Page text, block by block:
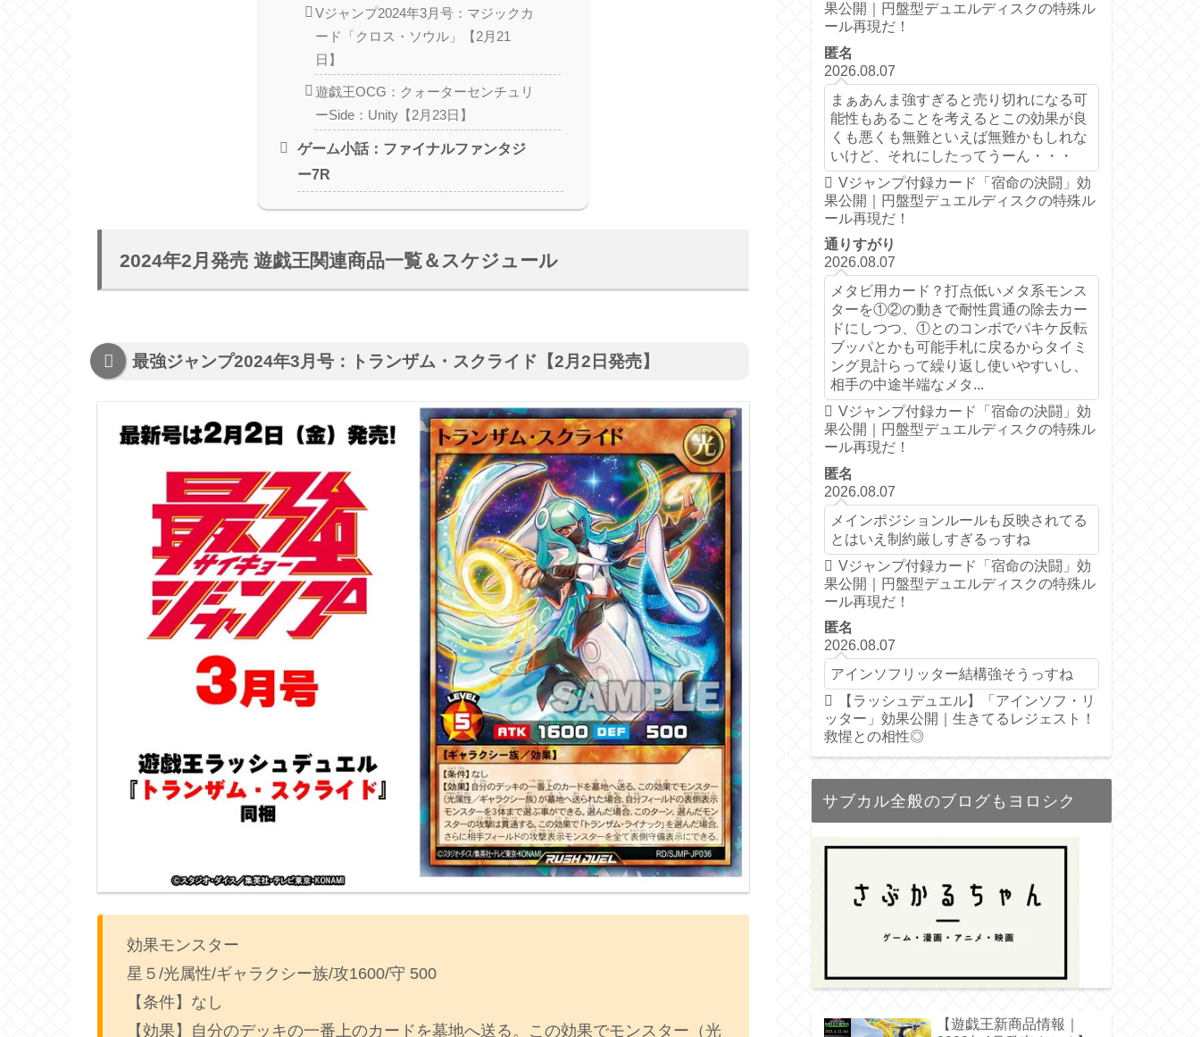
Vジャンプ2024年3月号：マジックカ
ード「クロス・ソウル」【2月21
日】
遊戯王OCG：クォーターセンチュリ
ーSide：Unity【2月23日】
ゲーム小話：ファイナルファンタジ
ー7R
2024年2月発売 遊戯王関連商品一覧＆スケジュール
最強ジャンプ2024年3月号：トランザム・スクライド【2月2日発売】
効果モンスター
星５/光属性/ギャラクシー族/攻1600/守 500
【条件】なし
【効果】自分のデッキの一番上のカードを墓地へ送る。この効果でモンスター（光
果公開｜円盤型デュエルディスクの特殊ル
ール再現だ！
匿名
2026.08.07
まぁあんま強すぎると売り切れになる可
能性もあることを考えるとこの効果が良
くも悪くも無難といえば無難かもしれな
いけど、それにしたってうーん・・・
Vジャンプ付録カード「宿命の決闘」効
果公開｜円盤型デュエルディスクの特殊ル
ール再現だ！
通りすがり
2026.08.07
メタビ用カード？打点低いメタ系モンス
ターを①②の動きで耐性貫通の除去カー
ドにしつつ、①とのコンボでパキケ反転
ブッパとかも可能手札に戻るからタイミ
ング見計らって繰り返し使いやすいし、
相手の中途半端なメタ...
Vジャンプ付録カード「宿命の決闘」効
果公開｜円盤型デュエルディスクの特殊ル
ール再現だ！
匿名
2026.08.07
メインポジションルールも反映されてる
とはいえ制約厳しすぎるっすね
Vジャンプ付録カード「宿命の決闘」効
果公開｜円盤型デュエルディスクの特殊ル
ール再現だ！
匿名
2026.08.07
アインソフリッター結構強そうっすね
【ラッシュデュエル】「アインソフ・リ
ッター」効果公開｜生きてるレジェスト！
救惺との相性◎
サブカル全般のブログもヨロシク
【遊戯王新商品情報｜